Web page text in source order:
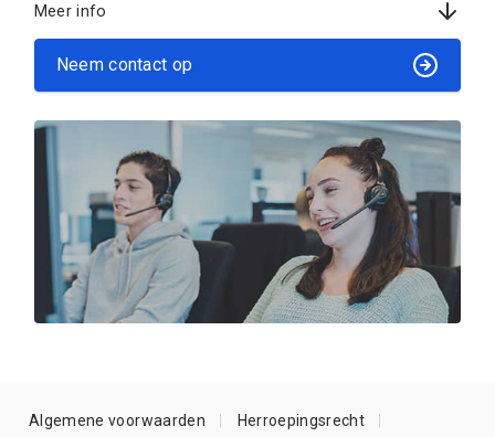
Meer info
Neem contact op
Algemene voorwaarden Herroepingsrecht